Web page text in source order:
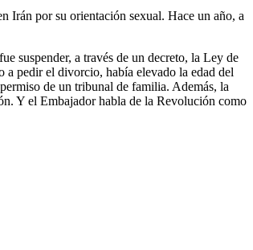
Irán por su orientación sexual. Hace un año, a
suspender, a través de un decreto, la Ley de
a pedir el divorcio, había elevado la edad del
de un tribunal de familia. Además, la
Y el Embajador habla de la Revolución como